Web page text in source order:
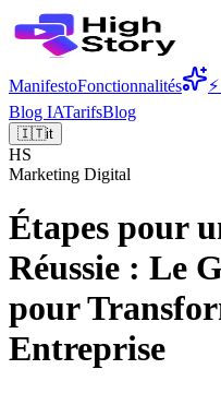
ManifestoFonctionnalités
Blog IATarifsBlog
🇮🇹it
HS
Marketing Digital
Étapes pour
Réussie : Le
pour
Entreprise